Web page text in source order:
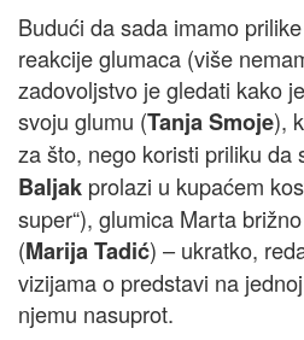
Budući da sada imamo
reakcije glumaca (više
zadovoljstvo je gledati kako
svoju glumu (Tanja Smoje),
za što, nego koristi priliku da
Baljak prolazi u kupaćem
super“), glumica Marta
(Marija Tadić) – ukratko,
vizijama o predstavi na
njemu nasuprot.